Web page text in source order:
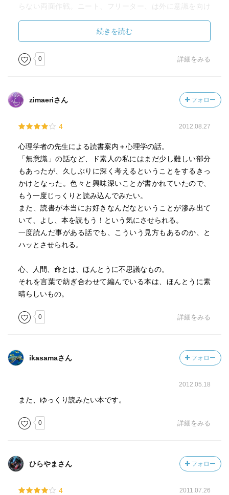
らない両面作戦。ニート、フリーター、は外に意識を向け
現在はあまりに我々の生活が満たされてきたからみんな心
の内側の事にとらわれるようになった。
”それ”にプラスの意味を付した作品。フィリパ・ピアスの
冊の本』、『絵本の力』
『シビルー私の中の１６人』（１６重人格）
デタッチメント（無関心、関係ないよ）とコミットメント
（ものすごく関わる）
遠藤周作『スキャンダル』：罪深い人間と言うのは一体ど
う生きるべきだろう？悪にも二種類ある。解決が見込める
悪とずっとくらいままの悪。善悪の二つに単純に分類でき
山口『道化の民俗学』
要。既存の秩序を破壊して新しい秩序を作る。（両義性）
道化は命がけ、うまく行けば大成功。失敗したら殺され
る。
ろ！
トリックスターの典型（プロテメウス）大英雄か大犯罪者
人の悪口を言う人＝反省性が足りない。
西洋のロマンチックラブはそこに肉体関係があっては行け
そこを輸入せずに恋愛至上主義になったから、なにかしら
『ねじまきクロニクル』：現代人の魂の問題、「ふと気が
ついたらもう魂は失われていた」
続きを読む
0 詳細をみる
zimaeriさん フォロー
4 2012.08.27
心理学者の先生による読書案内＋心理学の話。
「無意識」の話など、ド素人の私にはまだ少し難しい部分
もあったが、久しぶりに深く考えるということをするきっ
かけとなった。色々と興味深いことが書かれていたので、
もう一度じっくりと読み込んでみたい。
また、読書が本当にお好きなんだなということが滲み出て
いて、よし、本を読もう！という気にさせられる。
一度読んだ事がある話でも、こういう見方もあるのか、と
ハッとさせられる。
心、人間、命とは、ほんとうに不思議なもの。
それを言葉で紡ぎ合わせて編んでいる本は、ほんとうに素
晴らしいもの。
0 詳細をみる
ikasamaさん フォロー
2012.05.18
また、ゆっくり読みたい本です。
0 詳細をみる
ひらやまさん フォロー
4 2011.07.26